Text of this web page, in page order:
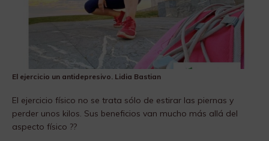
El ejercicio un antidepresivo. Lidia Bastian
El ejercicio físico no se trata sólo de estirar las piernas y
perder unos kilos. Sus beneficios van mucho más allá del
aspecto físico ??